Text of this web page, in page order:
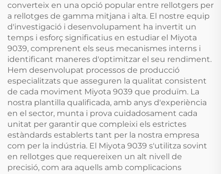
converteix en una opció popular entre rellotgers per
a rellotges de gamma mitjana i alta. El nostre equip
d'investigació i desenvolupament ha invertit un
temps i esforç significatius en estudiar el Miyota
9039, comprenent els seus mecanismes interns i
identificant maneres d'optimitzar el seu rendiment.
Hem desenvolupat processos de producció
especialitzats que asseguren la qualitat consistent
de cada moviment Miyota 9039 que produïm. La
nostra plantilla qualificada, amb anys d'experiència
en el sector, munta i prova cuidadosament cada
unitat per garantir que compleixi els estrictes
estàndards establerts tant per la nostra empresa
com per la indústria. El Miyota 9039 s'utilitza sovint
en rellotges que requereixen un alt nivell de
precisió, com ara aquells amb complicacions